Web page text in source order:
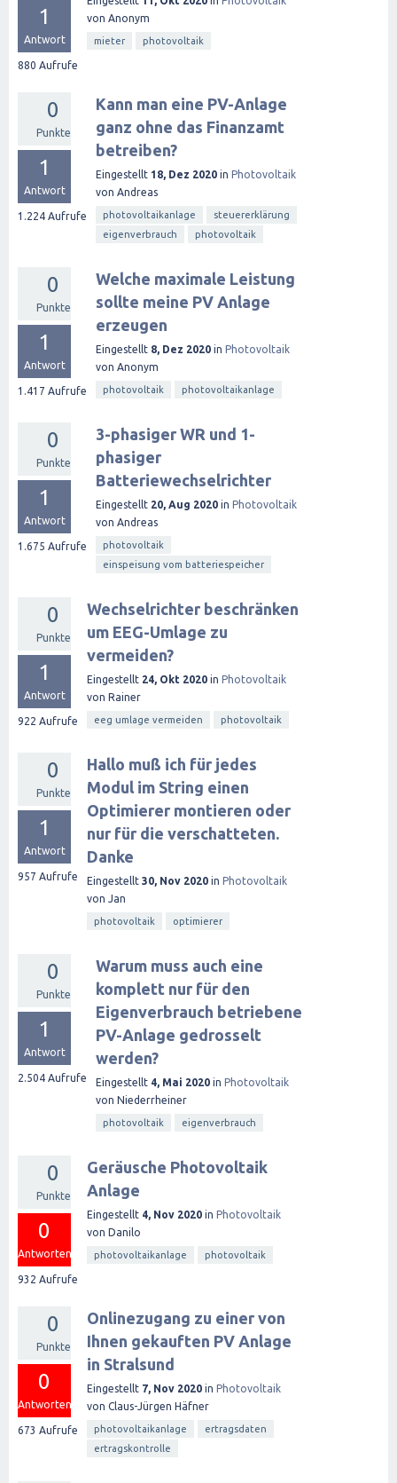
1
Antwort
880 Aufrufe
von Anonym
mieter photovoltaik
0
Punkte
1
Antwort
1.224 Aufrufe
Kann man eine PV-Anlage
ganz ohne das Finanzamt
betreiben?
Eingestellt 18, Dez 2020 in Photovoltaik
von Andreas
photovoltaikanlage
steuererklärung
eigenverbrauch
photovoltaik
0
Punkte
1
Antwort
1.417 Aufrufe
Welche maximale Leistung
sollte meine PV Anlage
erzeugen
Eingestellt 8, Dez 2020 in Photovoltaik
von Anonym
photovoltaik photovoltaikanlage
0
Punkte
1
Antwort
1.675 Aufrufe
3-phasiger WR und 1-
phasiger
Batteriewechselrichter
Eingestellt 20, Aug 2020 in Photovoltaik
von Andreas
photovoltaik
einspeisung vom batteriespeicher
0
Punkte
1
Antwort
922 Aufrufe
Wechselrichter beschränken
um EEG-Umlage zu
vermeiden?
Eingestellt 24, Okt 2020 in Photovoltaik
von Rainer
eeg umlage vermeiden photovoltaik
0
Punkte
1
Antwort
957 Aufrufe
Hallo muß ich für jedes
Modul im String einen
Optimierer montieren oder
nur für die verschatteten.
Danke
Eingestellt 30, Nov 2020 in Photovoltaik
von Jan
photovoltaik optimierer
0
Punkte
1
Antwort
2.504 Aufrufe
Warum muss auch eine
komplett nur für den
Eigenverbrauch betriebene
PV-Anlage gedrosselt
werden?
Eingestellt 4, Mai 2020 in Photovoltaik
von Niederrheiner
photovoltaik eigenverbrauch
0
Punkte
0
Antworten
932 Aufrufe
Geräusche Photovoltaik
Anlage
Eingestellt 4, Nov 2020 in Photovoltaik
von Danilo
photovoltaikanlage photovoltaik
0
Punkte
0
Antworten
673 Aufrufe
Onlinezugang zu einer von
Ihnen gekauften PV Anlage
in Stralsund
Eingestellt 7, Nov 2020 in Photovoltaik
von Claus-Jürgen Häfner
photovoltaikanlage
ertragsdaten
ertragskontrolle